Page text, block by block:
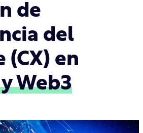
de
del
(CX) en
Web3